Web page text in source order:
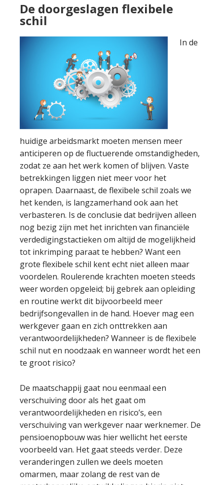
De doorgeslagen flexibele
schil
In de
huidige arbeidsmarkt moeten mensen meer
anticiperen op de fluctuerende omstandigheden,
zodat ze aan het werk komen of blijven. Vaste
betrekkingen liggen niet meer voor het
oprapen. Daarnaast, de flexibele schil zoals we
het kenden, is langzamerhand ook aan het
verbasteren. Is de conclusie dat bedrijven alleen
nog bezig zijn met het inrichten van financiële
verdedigingstactieken om altijd de mogelijkheid
tot inkrimping paraat te hebben? Want een
grote flexibele schil kent echt niet alleen maar
voordelen. Roulerende krachten moeten steeds
weer worden opgeleid; bij gebrek aan opleiding
en routine werkt dit bijvoorbeeld meer
bedrijfsongevallen in de hand. Hoever mag een
werkgever gaan en zich onttrekken aan
verantwoordelijkheden? Wanneer is de flexibele
schil nut en noodzaak en wanneer wordt het een
te groot risico?
De maatschappij gaat nou eenmaal een
verschuiving door als het gaat om
verantwoordelijkheden en risico’s, een
verschuiving van werkgever naar werknemer. De
pensioenopbouw was hier wellicht het eerste
voorbeeld van. Het gaat steeds verder. Deze
veranderingen zullen we deels moeten
omarmen, maar zolang de rest van de